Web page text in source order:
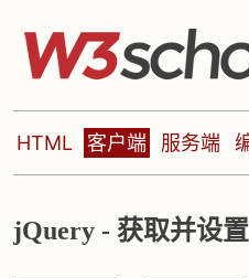
HTML 客户端 服务端
jQuery - 获取并设